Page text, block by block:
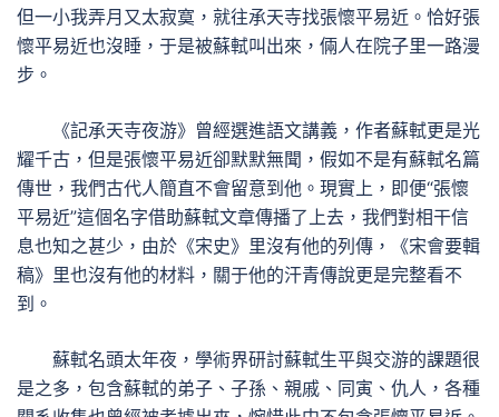
但一小我弄月又太寂寞，就往承天寺找張懷平易近。恰好張
懷平易近也沒睡，于是被蘇軾叫出來，倆人在院子里一路漫
步。
《記承天寺夜游》曾經選進語文講義，作者蘇軾更是光
耀千古，但是張懷平易近卻默默無聞，假如不是有蘇軾名篇
傳世，我們古代人簡直不會留意到他。現實上，即便“張懷
平易近”這個名字借助蘇軾文章傳播了上去，我們對相干信
息也知之甚少，由於《宋史》里沒有他的列傳，《宋會要輯
稿》里也沒有他的材料，關于他的汗青傳說更是完整看不
到。
蘇軾名頭太年夜，學術界研討蘇軾生平與交游的課題很
是之多，包含蘇軾的弟子、子孫、親戚、同寅、仇人，各種